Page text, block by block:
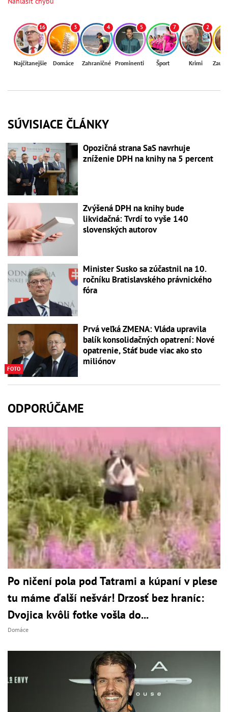
16
Najčítanejšie
3
Domáce
4
Zahraničné
5
Prominenti
7
Šport
2
Krimi
SÚVISIACE ČLÁNKY
Opozičná strana SaS navrhuje
zníženie DPH na knihy na 5 percent
Zvýšená DPH na knihy bude
likvidačná: Tvrdí to vyše 140
slovenských autorov
Minister Susko sa zúčastnil na 10.
ročníku Bratislavského právnického
fóra
FOTO
Prvá veľká ZMENA: Vláda upravila
balík konsolidačných opatrení: Nové
opatrenie, Stáť bude viac ako sto
miliónov
ODPORÚČAME
Po ničení pola pod Tatrami a kúpaní v plese
tu máme ďalší nešvár! Drzosť bez hraníc:
Dvojica kvôli fotke vošla do...
Domáce